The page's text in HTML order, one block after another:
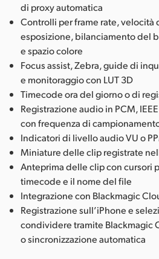
di proxy automatica
Controlli per frame rate, velocità
esposizione, bilanciamento del
e spazio colore
Focus assist, Zebra, guide di
e monitoraggio con LUT 3D
Timecode ora del giorno o di
Registrazione audio in PCM,
con frequenza di
Indicatori di livello audio VU o
Miniature delle clip registrate
Anteprima delle clip con cursori
timecode e il nome del file
Integrazione con Blackmagic
Registrazione sull’iPhone e
condividere tramite Blackmagic
o sincronizzazione automatica